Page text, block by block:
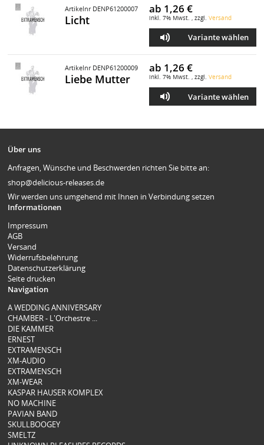
Artikelnr DENP61200007
Licht
ab 1,26 €
inkl. 7% Mwst. , zzgl. Versand
Variante wählen
Artikelnr DENP61200009
Liebe Mutter
ab 1,26 €
inkl. 7% Mwst. , zzgl. Versand
Variante wählen
Über uns
Anfragen, Wünsche und Beschwerden richten Sie bitte an:
shop@delicious-releases.de
Wir werden uns umgehend mit Ihnen in Verbindung setzen
Informationen
Impressum
AGB
Versand
Widerrufsbelehrung
Datenschutzerklärung
Seite drucken
Navigation
A WEDDING ANNIVERSARY
CHAMBER - L'Orchestre ...
DIE KAMMER
ERNEST
EXTRAMENSCH
XM-AUDIO
EXTRAMENSCH
XM-WEAR
KASPAR HAUSER KOMPLEX
NO MACHINE
PAVIAN BAND
SKULLBOOGEY
SMELTZ